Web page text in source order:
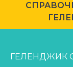
ГЕЛЕНДЖИК